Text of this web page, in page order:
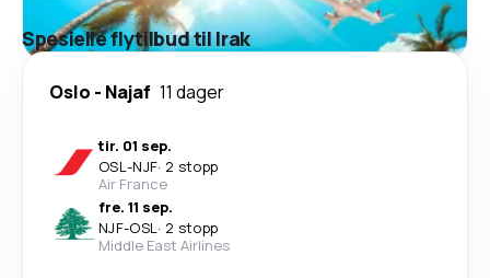
Spesielle flytilbud til Irak
Oslo - Najaf 11 dager
tir. 01 sep.
OSL-NJF· 2 stopp
Air France
fre. 11 sep.
NJF-OSL· 2 stopp
Middle East Airlines